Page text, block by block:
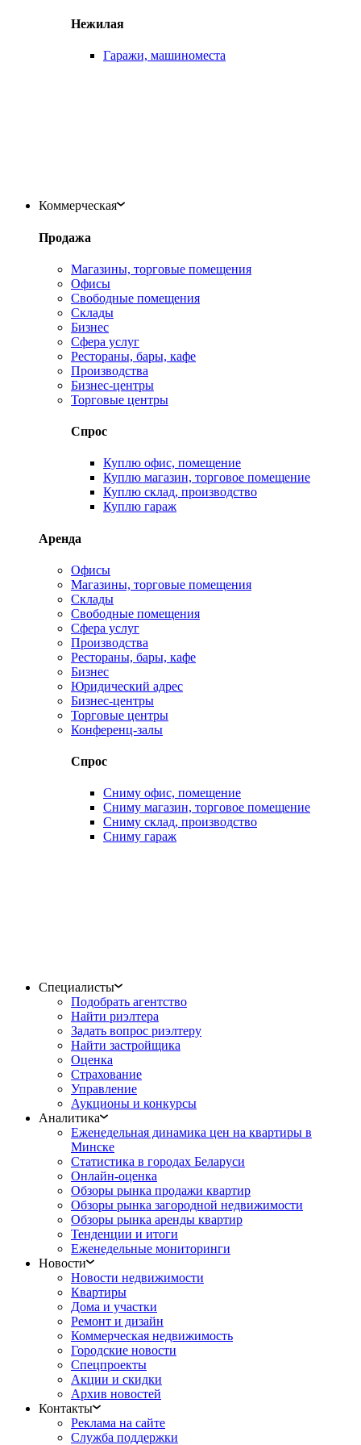
Нежилая
Гаражи, машиноместа
Коммерческая
Продажа
Магазины, торговые помещения
Офисы
Свободные помещения
Склады
Бизнес
Сфера услуг
Рестораны, бары, кафе
Производства
Бизнес-центры
Торговые центры
Спрос
Куплю офис, помещение
Куплю магазин, торговое помещение
Куплю склад, производство
Куплю гараж
Аренда
Офисы
Магазины, торговые помещения
Склады
Свободные помещения
Сфера услуг
Производства
Рестораны, бары, кафе
Бизнес
Юридический адрес
Бизнес-центры
Торговые центры
Конференц-залы
Спрос
Сниму офис, помещение
Сниму магазин, торговое помещение
Сниму склад, производство
Сниму гараж
Специалисты
Подобрать агентство
Найти риэлтера
Задать вопрос риэлтеру
Найти застройщика
Оценка
Страхование
Управление
Аукционы и конкурсы
Аналитика
Еженедельная динамика цен на квартиры в
Минске
Статистика в городах Беларуси
Онлайн-оценка
Обзоры рынка продажи квартир
Обзоры рынка загородной недвижимости
Обзоры рынка аренды квартир
Тенденции и итоги
Еженедельные мониторинги
Новости
Новости недвижимости
Квартиры
Дома и участки
Ремонт и дизайн
Коммерческая недвижимость
Городские новости
Спецпроекты
Акции и скидки
Архив новостей
Контакты
Реклама на сайте
Служба поддержки